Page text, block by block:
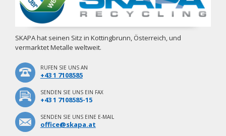
SKAPA hat seinen Sitz in Kottingbrunn, Österreich, und
vermarktet Metalle weltweit.
RUFEN SIE UNS AN
+43 1 7108585
SENDEN SIE UNS EIN FAX
+43 1 7108585-15
SENDEN SIE UNS EINE E-MAIL
office@skapa.at